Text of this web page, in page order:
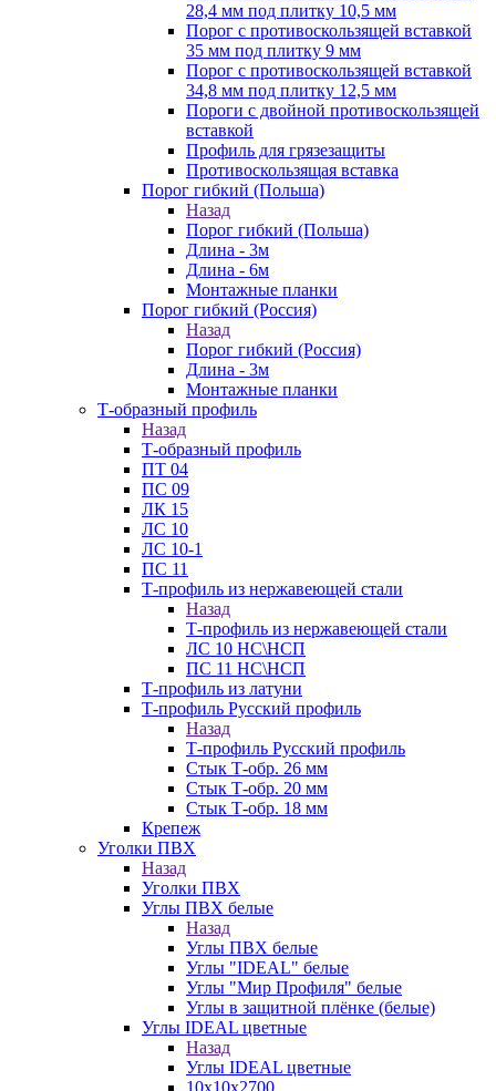
28,4 мм под плитку 10,5 мм
Порог с противоскользящей вставкой
35 мм под плитку 9 мм
Порог с противоскользящей вставкой
34,8 мм под плитку 12,5 мм
Пороги с двойной противоскользящей
вставкой
Профиль для грязезащиты
Противоскользящая вставка
Порог гибкий (Польша)
Назад
Порог гибкий (Польша)
Длина - 3м
Длина - 6м
Монтажные планки
Порог гибкий (Россия)
Назад
Порог гибкий (Россия)
Длина - 3м
Монтажные планки
Т-образный профиль
Назад
Т-образный профиль
ПТ 04
ПС 09
ЛК 15
ЛС 10
ЛС 10-1
ПС 11
Т-профиль из нержавеющей стали
Назад
Т-профиль из нержавеющей стали
ЛС 10 НС\НСП
ПС 11 НС\НСП
Т-профиль из латуни
Т-профиль Русский профиль
Назад
Т-профиль Русский профиль
Стык Т-обр. 26 мм
Стык Т-обр. 20 мм
Стык Т-обр. 18 мм
Крепеж
Уголки ПВХ
Назад
Уголки ПВХ
Углы ПВХ белые
Назад
Углы ПВХ белые
Углы "IDEAL" белые
Углы "Мир Профиля" белые
Углы в защитной плёнке (белые)
Углы IDEAL цветные
Назад
Углы IDEAL цветные
10х10х2700